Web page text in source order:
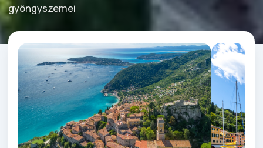
gyöngyszemei